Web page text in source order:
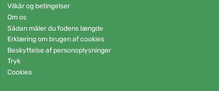
Vilkår og betingelser
Om os
Sådan måler du fodens længde
Erklæring om brugen af cookies
Beskyttelse af personoplysninger
Tryk
Cookies